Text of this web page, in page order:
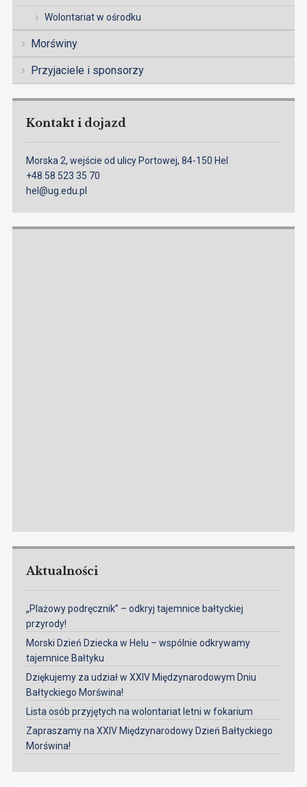
Wolontariat w ośrodku
Morświny
Przyjaciele i sponsorzy
Kontakt i dojazd
Morska 2, wejście od ulicy Portowej, 84-150 Hel
+48 58 523 35 70
hel@ug.edu.pl
Aktualności
„Plażowy podręcznik” – odkryj tajemnice bałtyckiej
przyrody!
Morski Dzień Dziecka w Helu – wspólnie odkrywamy
tajemnice Bałtyku
Dziękujemy za udział w XXIV Międzynarodowym Dniu
Bałtyckiego Morświna!
Lista osób przyjętych na wolontariat letni w fokarium
Zapraszamy na XXIV Międzynarodowy Dzień Bałtyckiego
Morświna!